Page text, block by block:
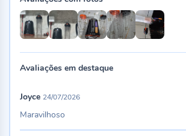
Avaliações em destaque
Joyce 24/07/2026
Maravilhoso